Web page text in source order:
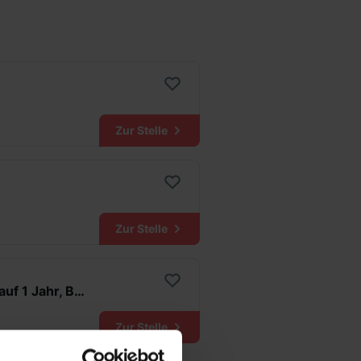
Zur Stelle
Zur Stelle
Praktikant Produktion/Operational Excellence (all genders), befristet auf 1 Jahr, Bad Neuenahr
Zur Stelle